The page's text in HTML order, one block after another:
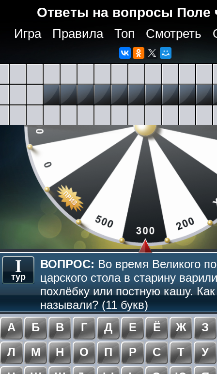
Ответы на вопросы Поле
Игра Правила Топ Смотреть
I
тур
ВОПРОС: Во время Великого
царского стола в старину
похлёбку или постную кашу.
называли? (11 букв)
А
Б В Г Д Е Ё Ж
З
Л
М Н О П Р С Т
У